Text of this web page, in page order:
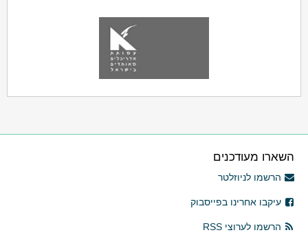
השארו מעודכנים
הרשמו לניוזלטר
עיקבו אחרינו בפייסבוק
הרשמו לערוצי RSS